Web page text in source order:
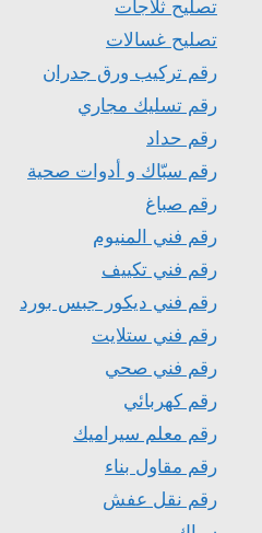
تصليح ثلاجات
تصليح غسالات
رقم تركيب ورق جدران
رقم تسليك مجاري
رقم حداد
رقم سبّاك و أدوات صحية
رقم صباغ
رقم فني المنيوم
رقم فني تكييف
رقم فني ديكور جبس بورد
رقم فني ستلايت
رقم فني صحي
رقم كهربائي
رقم معلم سيراميك
رقم مقاول بناء
رقم نقل عفش